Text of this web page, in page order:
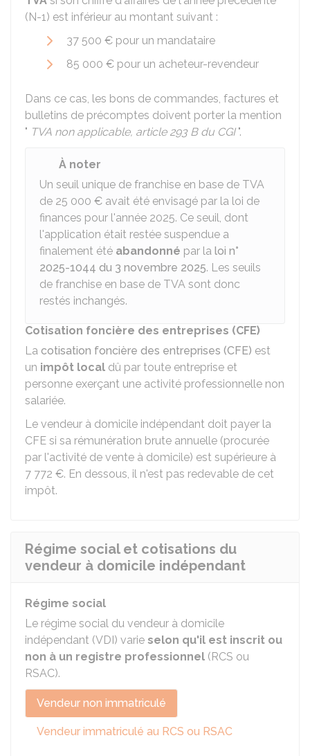
(N-1) est inférieur au montant suivant :
37 500 € pour un mandataire
85 000 € pour un acheteur-revendeur
Dans ce cas, les bons de commandes, factures et
bulletins de précomptes doivent porter la mention
" TVA non applicable, article 293 B du CGI".
À noter
Un seuil unique de franchise en base de TVA
de 25 000 € avait été envisagé par la loi de
finances pour l'année 2025. Ce seuil, dont
l'application était restée suspendue a
finalement été abandonné par la loi n°
2025-1044 du 3 novembre 2025. Les seuils
de franchise en base de TVA sont donc
restés inchangés.
Cotisation foncière des entreprises (CFE)
La cotisation foncière des entreprises (CFE) est
un impôt local dû par toute entreprise et
personne exerçant une activité professionnelle non
salariée.
Le vendeur à domicile indépendant doit payer la
CFE si sa rémunération brute annuelle (procurée
par l'activité de vente à domicile) est supérieure à
7 772 €. En dessous, il n'est pas redevable de cet
impôt.
Régime social et cotisations du
vendeur à domicile indépendant
Régime social
Le régime social du vendeur à domicile
indépendant (VDI) varie selon qu'il est inscrit ou
non à un registre professionnel (RCS ou
RSAC).
Vendeur non immatriculé
Vendeur immatriculé au RCS ou RSAC